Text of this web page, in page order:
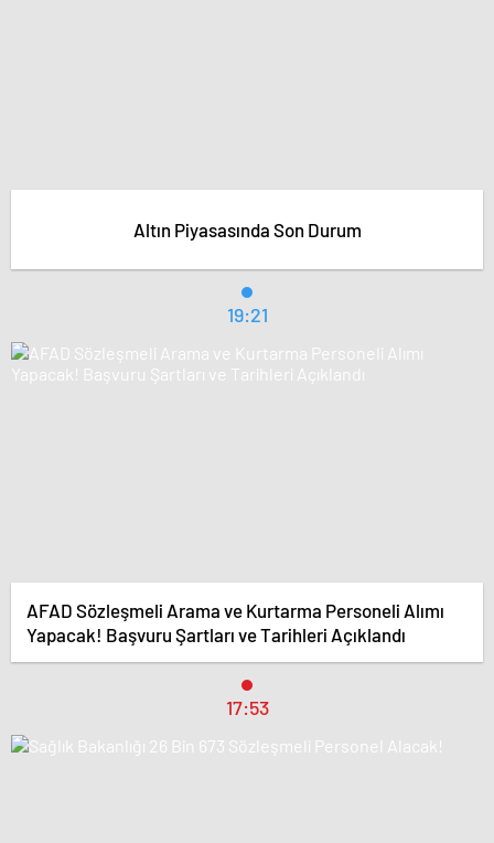
Altın Piyasasında Son Durum
19:21
AFAD Sözleşmeli Arama ve Kurtarma Personeli Alımı
Yapacak! Başvuru Şartları ve Tarihleri Açıklandı
17:53